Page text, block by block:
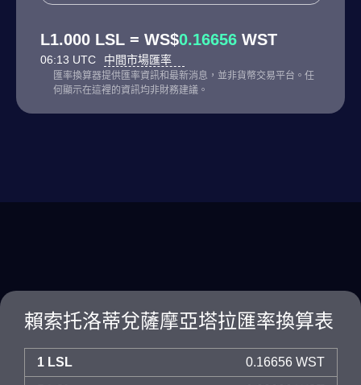
L1.000 LSL = WS$0.16656 WST
06:13 UTC 中間市場匯率
匯率換算器提供匯率資訊和最新消息，並非貨幣交易平台。任
何顯示在這裡的資訊均非財務建議。
賴索托洛蒂兌薩摩亞塔拉匯率換算表
1 LSL 0.16656 WST